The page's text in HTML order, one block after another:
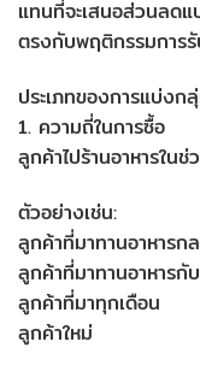
แทนที่จะเสนอส่วนลดแ
ตรงกับพฤติกรรมการรั
ประเภทของการแบ่งก
1. ความถี่ในการซื้อ
ลูกค้าไปร้านอาหารใน
ตัวอย่างเช่น:
ลูกค้าที่มาทานอาหารก
ลูกค้าที่มาทานอาหาร
ลูกค้าที่มาทุกเดือน
ลูกค้าใหม่